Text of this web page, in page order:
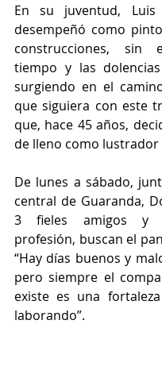
En su juventud,
desempeñó como
construcciones, sin
tiempo y las
surgiendo en el
que siguiera con este
que, hace 45 años,
de lleno como lustrador
De lunes a sábado,
central de Guaranda,
3 fieles amigos y
profesión, buscan el
“Hay días buenos y
pero siempre el
existe es una
laborando”.